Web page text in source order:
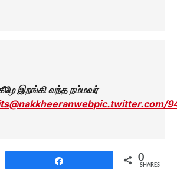
இறங்கி வந்த நம்மவர்
@nakkheeranwebpic.twitter.com/
0
SHARES